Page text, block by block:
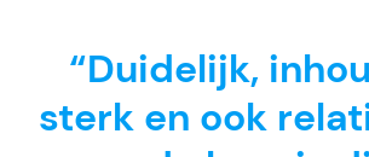
“Duidelijk,
sterk en ook